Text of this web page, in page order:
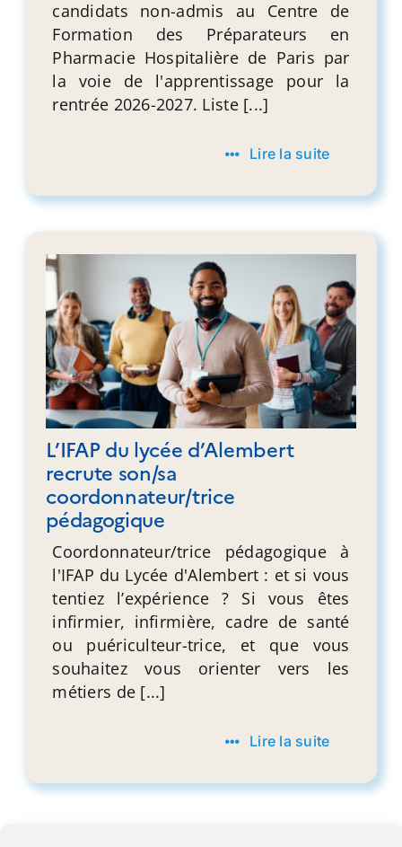
candidats non-admis au Centre de
Formation des Préparateurs en
Pharmacie Hospitalière de Paris par
la voie de l'apprentissage pour la
rentrée 2026-2027. Liste [...]
Lire la suite
L’IFAP du lycée d’Alembert
recrute son/sa
coordonnateur/trice
pédagogique
Coordonnateur/trice pédagogique à
l'IFAP du Lycée d'Alembert : et si vous
tentiez l’expérience ? Si vous êtes
infirmier, infirmière, cadre de santé
ou puériculteur-trice, et que vous
souhaitez vous orienter vers les
métiers de [...]
Lire la suite